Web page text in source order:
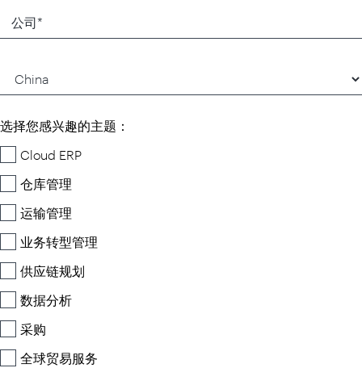
选择您感兴趣的主题：
Cloud ERP
仓库管理
运输管理
业务转型管理
供应链规划
数据分析
采购
全球贸易服务